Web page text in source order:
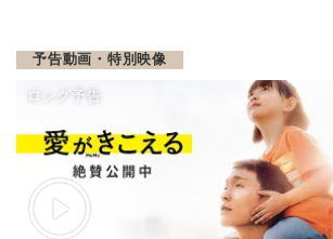
予告動画・特別映像
ロング予告